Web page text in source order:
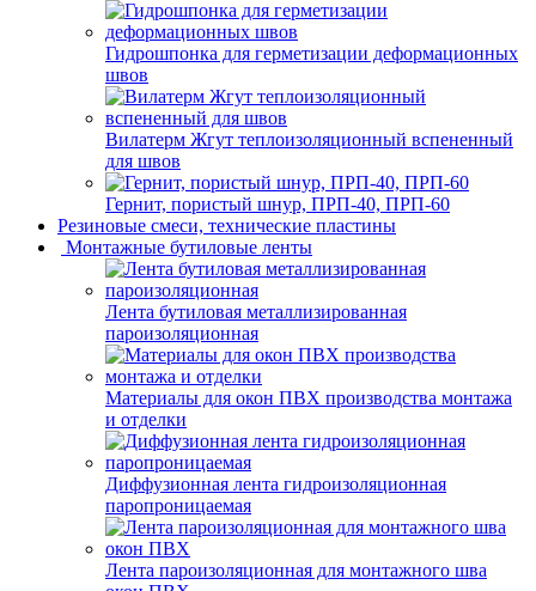
Гидрошпонка для герметизации деформационных
швов
Вилатерм Жгут теплоизоляционный вспененный
для швов
Гернит, пористый шнур, ПРП-40, ПРП-60
Резиновые смеси, технические пластины
Монтажные бутиловые ленты
Лента бутиловая металлизированная
пароизоляционная
Материалы для окон ПВХ производства монтажа
и отделки
Диффузионная лента гидроизоляционная
паропроницаемая
Лента пароизоляционная для монтажного шва